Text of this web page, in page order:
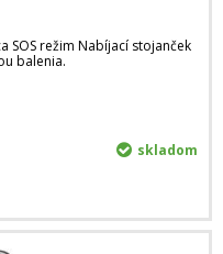
SOS režim Nabíjací stojanček
balenia.
skladom